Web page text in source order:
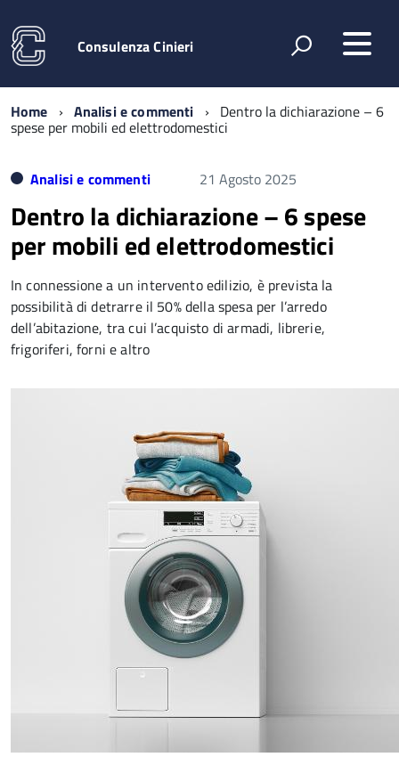
Consulenza Cinieri
Home Analisi e commenti Dentro la dichiarazione – 6
spese per mobili ed elettrodomestici
Analisi e commenti 21 Agosto 2025
Dentro la dichiarazione – 6 spese
per mobili ed elettrodomestici
In connessione a un intervento edilizio, è prevista la
possibilità di detrarre il 50% della spesa per l’arredo
dell’abitazione, tra cui l’acquisto di armadi, librerie,
frigoriferi, forni e altro